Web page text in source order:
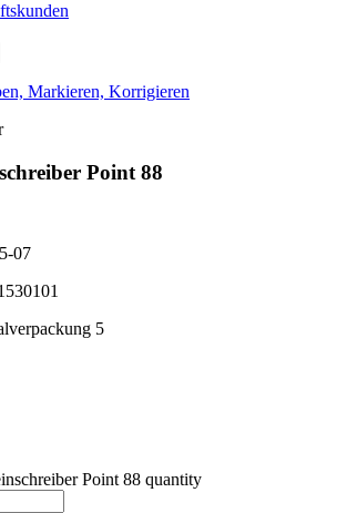
Markieren, Korrigieren
Point 88
07
5
Point 88 quantity